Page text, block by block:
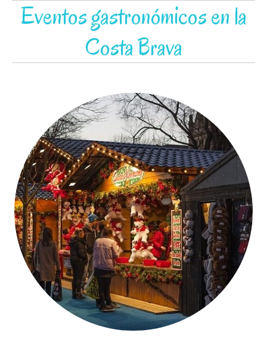
Eventos gastronómicos en la
Costa Brava